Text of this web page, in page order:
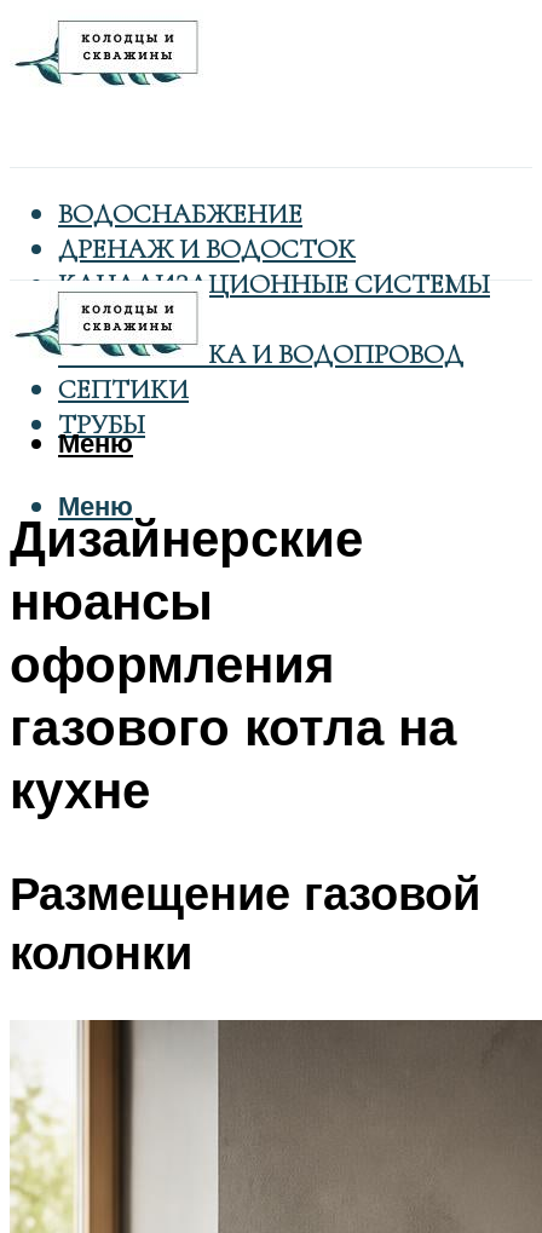
ВОДОСНАБЖЕНИЕ
ДРЕНАЖ И ВОДОСТОК
КАНАЛИЗАЦИОННЫЕ СИСТЕМЫ
КОЛОДЦЫ
САНТЕХНИКА И ВОДОПРОВОД
СЕПТИКИ
ТРУБЫ
Меню
Меню
Дизайнерские
нюансы
оформления
газового котла на
кухне
Размещение газовой
колонки